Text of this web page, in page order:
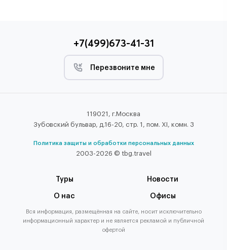
+7(499)673-41-31
Перезвоните мне
119021, г.Москва
Зубовский бульвар, д.16-20, стр. 1, пом. XI, комн. 3
Политика защиты и обработки персональных данных
2003-2026 © tbg.travel
Туры Новости
О нас Офисы
Вся информация, размещённая на сайте, носит исключительно
информационный характер и не является рекламой и публичной
офертой